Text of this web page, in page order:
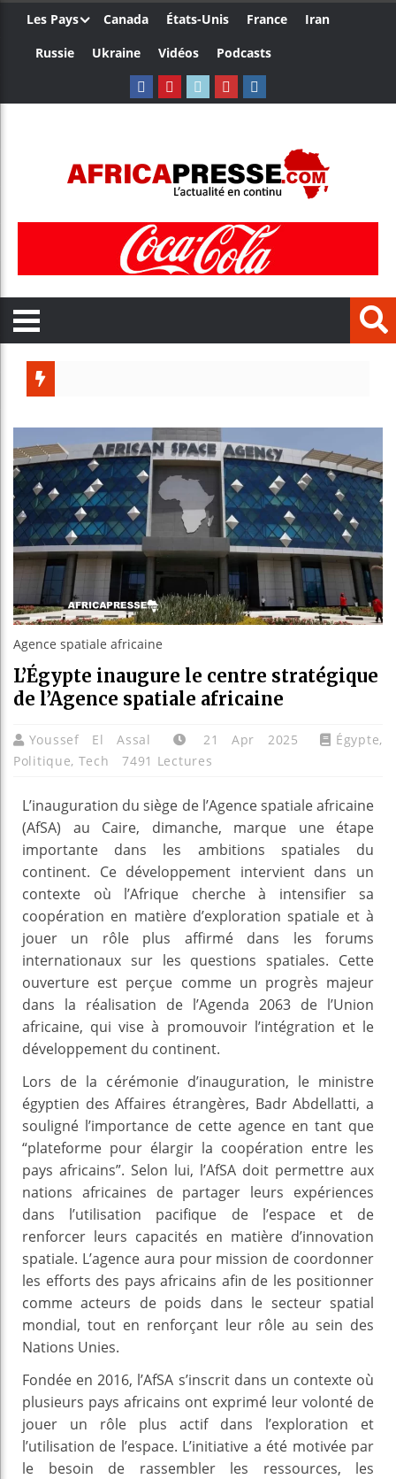
Les Pays Canada États-Unis France
Iran
Russie
Ukraine Vidéos Podcasts
Canada :
Agence spatiale africaine
L’Égypte inaugure le centre stratégique
de l’Agence spatiale africaine
Youssef El Assal 21 Apr 2025 Égypte,
Politique, Tech 7491 Lectures
L’inauguration du siège de l’Agence spatiale africaine
(AfSA) au Caire, dimanche, marque une étape
importante dans les ambitions spatiales du
continent. Ce développement intervient dans un
contexte où l’Afrique cherche à intensifier sa
coopération en matière d’exploration spatiale et à
jouer un rôle plus affirmé dans les forums
internationaux sur les questions spatiales. Cette
ouverture est perçue comme un progrès majeur
dans la réalisation de l’Agenda 2063 de l’Union
africaine, qui vise à promouvoir l’intégration et le
développement du continent.
Lors de la cérémonie d’inauguration, le ministre
égyptien des Affaires étrangères, Badr Abdellatti, a
souligné l’importance de cette agence en tant que
“plateforme pour élargir la coopération entre les
pays africains”. Selon lui, l’AfSA doit permettre aux
nations africaines de partager leurs expériences
dans l’utilisation pacifique de l’espace et de
renforcer leurs capacités en matière d’innovation
spatiale. L’agence aura pour mission de coordonner
les efforts des pays africains afin de les positionner
comme acteurs de poids dans le secteur spatial
mondial, tout en renforçant leur rôle au sein des
Nations Unies.
Fondée en 2016, l’AfSA s’inscrit dans un contexte où
plusieurs pays africains ont exprimé leur volonté de
jouer un rôle plus actif dans l’exploration et
l’utilisation de l’espace. L’initiative a été motivée par
le besoin de rassembler les ressources, les